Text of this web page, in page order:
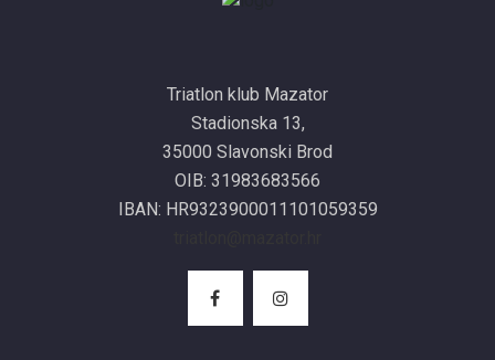
Triatlon klub Mazator
Stadionska 13,
35000 Slavonski Brod
OIB: 31983683566
IBAN: HR9323900011101059359